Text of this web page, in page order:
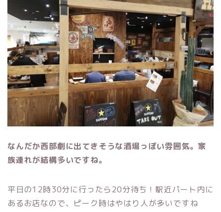
なんだか西部劇に出てきそうな酒場っぽい雰囲気。家
族連れが結構多いですね。
平日の12時30分に行ったら20分待ち！駅近パート内に
あるお店なので、ピーク時はやはり人が多いですね